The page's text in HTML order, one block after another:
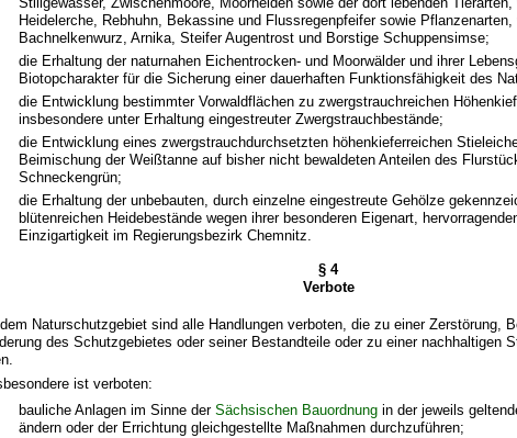
Heidelerche, Rebhuhn, Bekassine und Flussregenpfeifer sowie Pflanzenarten,
Bachnelkenwurz, Arnika, Steifer Augentrost und Borstige Schuppensimse;
die Erhaltung der naturnahen Eichentrocken- und Moorwälder und ihrer
Biotopcharakter für die Sicherung einer dauerhaften Funktionsfähigkeit des
die Entwicklung bestimmter Vorwaldflächen zu zwergstrauchreichen
insbesondere unter Erhaltung eingestreuter Zwergstrauchbestände;
die Entwicklung eines zwergstrauchdurchsetzten höhenkieferreichen
Beimischung der Weißtanne auf bisher nicht bewaldeten Anteilen des
Schneckengrün;
die Erhaltung der unbebauten, durch einzelne eingestreute Gehölze
blütenreichen Heidebestände wegen ihrer besonderen Eigenart,
Einzigartigkeit im Regierungsbezirk Chemnitz.
§ 4
Verbote
Naturschutzgebiet sind alle Handlungen verboten, die zu einer Zerstörung,
des Schutzgebietes oder seiner Bestandteile oder zu einer nachhaltigen
ist verboten:
bauliche Anlagen im Sinne derSächsischen Bauordnung in der jeweils
ändern oder der Errichtung gleichgestellte Maßnahmen durchzuführen;